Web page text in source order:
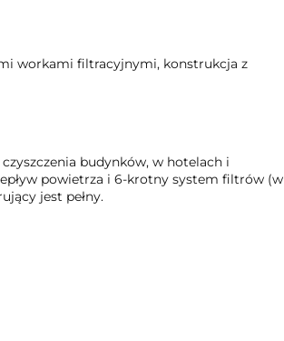
workami filtracyjnymi, konstrukcja z
budynków, w hotelach i
powietrza i 6-krotny system filtrów (w
jest pełny.